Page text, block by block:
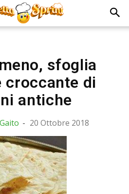
sfoglia
croccante di
antiche
- 20 Ottobre 2018